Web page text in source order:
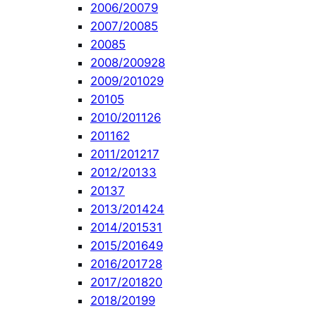
2006/20079
2007/20085
20085
2008/200928
2009/201029
20105
2010/201126
201162
2011/201217
2012/20133
20137
2013/201424
2014/201531
2015/201649
2016/201728
2017/201820
2018/20199